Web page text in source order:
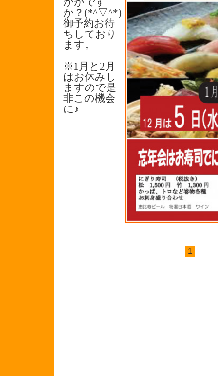
か？(*^▽^*)
御予約お待
ちしており
ます。
※1月と2月
はお休みし
ますので是
非この機会
に♪
1